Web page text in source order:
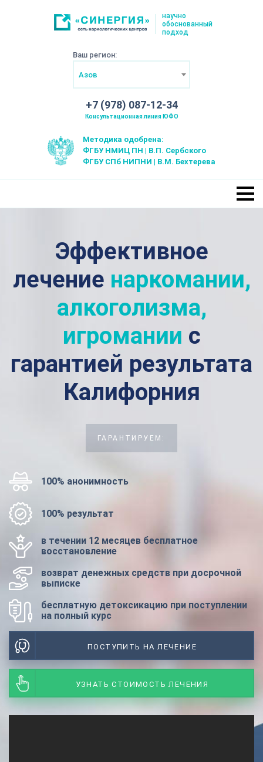
научно
обоснованный
подход
Ваш регион:
Азов
+7 (978) 087-12-34
Консультационная линия ЮФО
Методика одобрена:
ФГБУ НМИЦ ПН | В.П. Сербского
ФГБУ СПб НИПНИ | В.М. Бехтерева
Эффективное
лечение наркомании,
алкоголизма,
игромании с
гарантией результата
Калифорния
ГАРАНТИРУЕМ:
100% анонимность
100% результат
в течении 12 месяцев бесплатное
восстановление
возврат денежных средств при досрочной
выписке
бесплатную детоксикацию при поступлении
на полный курс
ПОСТУПИТЬ НА ЛЕЧЕНИЕ
УЗНАТЬ СТОИМОСТЬ ЛЕЧЕНИЯ